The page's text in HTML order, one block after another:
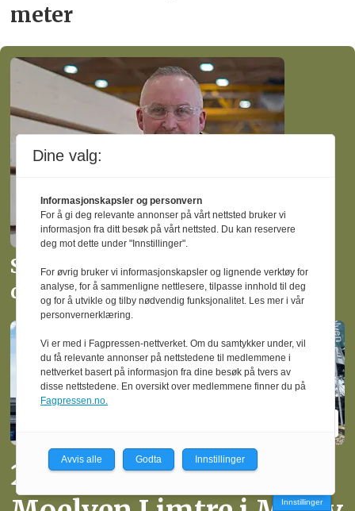
meter
Slutter som administrerende
direktør i Moelven Limtre
20 operatører må gå fra
Innstillinger
Dine valg:
Informasjonskapsler og personvern
For å gi deg relevante annonser på vårt nettsted bruker vi
informasjon fra ditt besøk på vårt nettsted. Du kan reservere
deg mot dette under "Innstillinger".
For øvrig bruker vi informasjonskapsler og lignende verktøy for
analyse, for å sammenligne nettlesere, tilpasse innhold til deg
og for å utvikle og tilby nødvendig funksjonalitet. Les mer i vår
personvernerklæring.
Vi er med i Fagpressen-nettverket. Om du samtykker under, vil
du få relevante annonser på nettstedene til medlemmene i
nettverket basert på informasjon fra dine besøk på tvers av
disse nettstedene. En oversikt over medlemmene finner du på
Fagpressen.no.
Avvis alle Godta Innstillinger